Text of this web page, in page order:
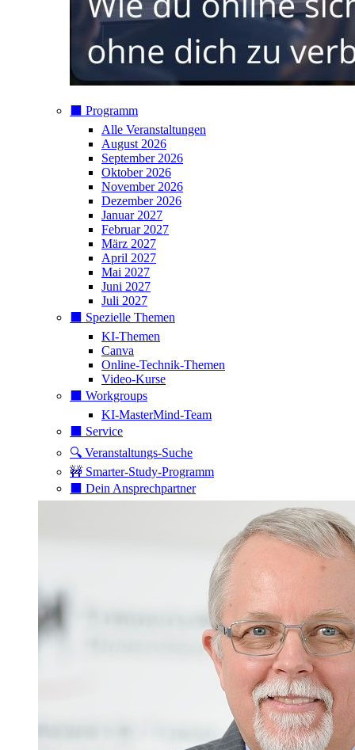
⬛️ Programm
Alle Veranstaltungen
August 2026
September 2026
Oktober 2026
November 2026
Dezember 2026
Januar 2027
Februar 2027
März 2027
April 2027
Mai 2027
Juni 2027
Juli 2027
⬛️ Spezielle Themen
KI-Themen
Canva
Online-Technik-Themen
Video-Kurse
⬛️ Workgroups
KI-MasterMind-Team
⬛️ Service
🔍 Veranstaltungs-Suche
🚧 Smarter-Study-Programm
⬛️ Dein Ansprechpartner